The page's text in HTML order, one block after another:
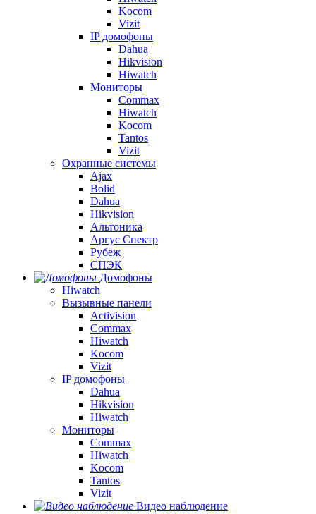
Kocom
Vizit
IP домофоны
Dahua
Hikvision
Hiwatch
Мониторы
Commax
Hiwatch
Kocom
Tantos
Vizit
Охранные системы
Ajax
Bolid
Dahua
Hikvision
Альтоника
Аргус Спектр
Рубеж
СПЭК
Домофоны
Hiwatch
Вызывные панели
Activision
Commax
Hiwatch
Kocom
Vizit
IP домофоны
Dahua
Hikvision
Hiwatch
Мониторы
Commax
Hiwatch
Kocom
Tantos
Vizit
Видео наблюдение